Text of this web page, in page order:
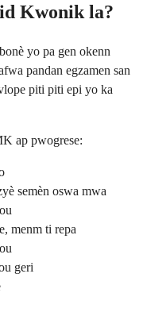
Kwonik la?
yo pa gen okenn
pandan egzamen san
piti piti epi yo ka
ap pwogrese:
semèn oswa mwa
menm ti repa
geri